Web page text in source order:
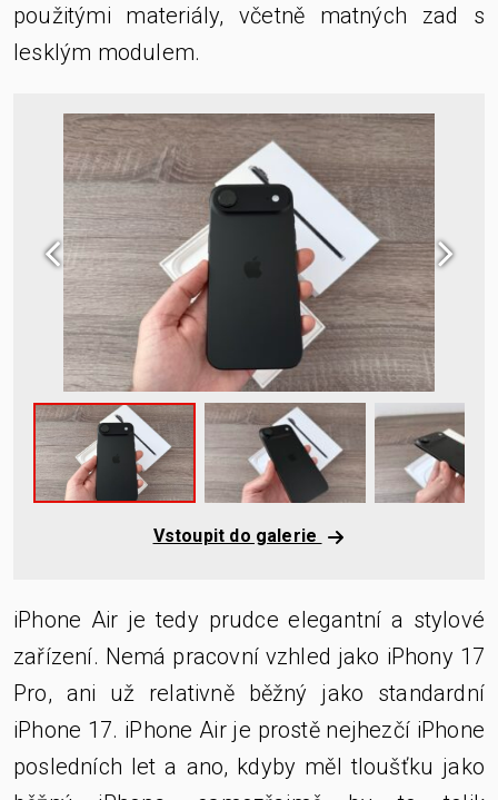
použitými materiály, včetně matných zad s
lesklým modulem.
Vstoupit do galerie
iPhone Air je tedy prudce elegantní a stylové
zařízení. Nemá pracovní vzhled jako iPhony 17
Pro, ani už relativně běžný jako standardní
iPhone 17. iPhone Air je prostě nejhezčí iPhone
posledních let a ano, kdyby měl tloušťku jako